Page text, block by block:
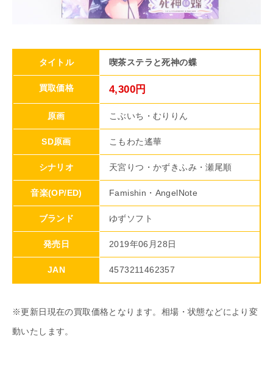
タイトル 喫茶ステラと死神の蝶
買取価格 4,300円
原画 こぶいち・むりりん
SD原画 こもわた遙華
シナリオ 天宮りつ・かずきふみ・瀬尾順
音楽(OP/ED) Famishin・AngelNote
ブランド ゆずソフト
発売日 2019年06月28日
JAN 4573211462357
※更新日現在の買取価格となります。相場・状態などにより変
動いたします。